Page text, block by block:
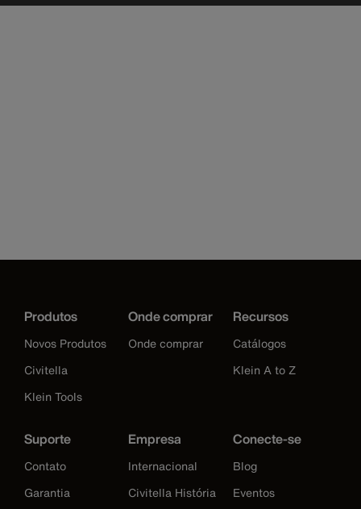
Produtos
Novos Produtos
Civitella
Klein Tools
Onde comprar
Onde comprar
Recursos
Catálogos
Klein A to Z
Suporte
Contato
Garantia
Empresa
Internacional
Civitella História
Conecte-se
Blog
Eventos